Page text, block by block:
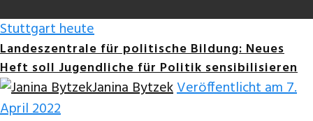
Stuttgart heute
Landeszentrale für politische Bildung: Neues
Heft soll Jugendliche für Politik sensibilisieren
Janina BytzekVeröffentlicht am 7.
April 2022